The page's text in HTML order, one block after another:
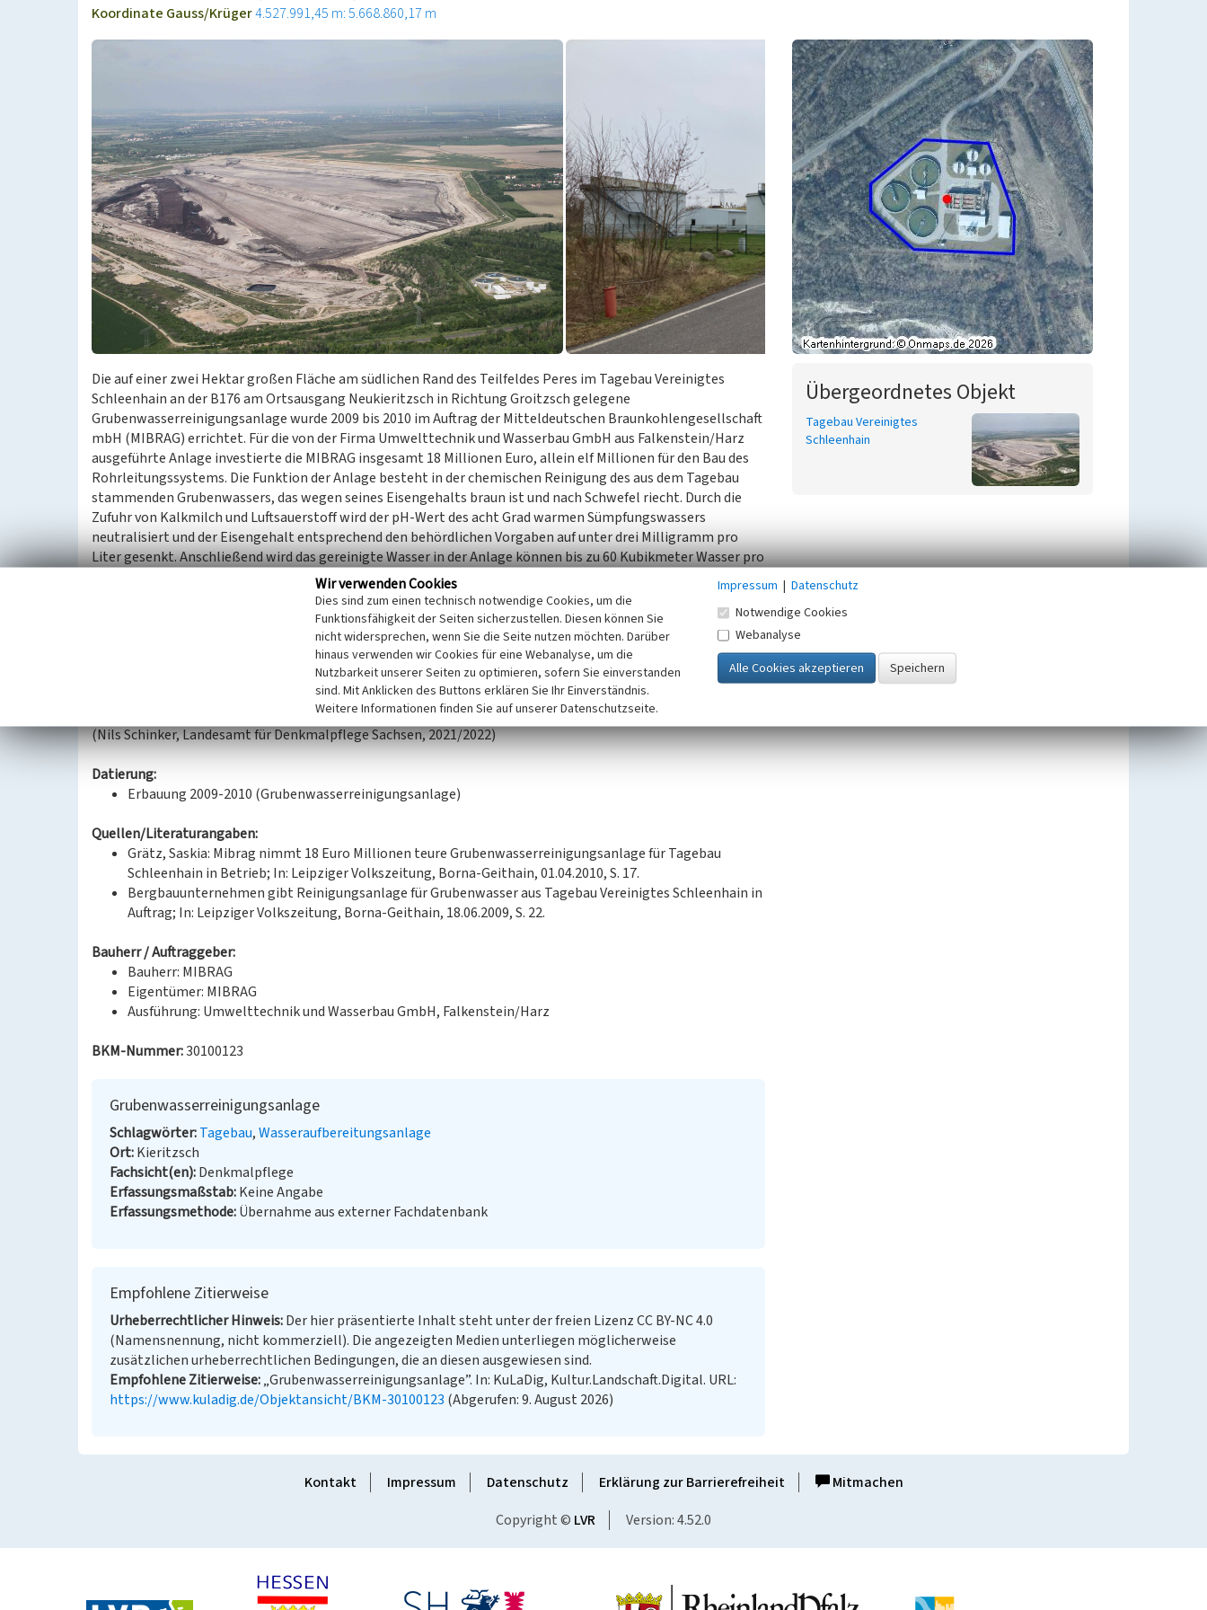
Koordinate Gauss/Krüger4.527.991,45 m: 5.668.860,17 m
Die auf einer zwei Hektar großen Fläche am südlichen Rand des Teilfeldes Peres im Tagebau Vereinigtes
Schleenhain an der B176 am Ortsausgang Neukieritzsch in Richtung Groitzsch gelegene
Grubenwasserreinigungsanlage wurde 2009 bis 2010 im Auftrag der Mitteldeutschen Braunkohlengesellschaft
mbH (MIBRAG) errichtet. Für die von der Firma Umwelttechnik und Wasserbau GmbH aus Falkenstein/Harz
ausgeführte Anlage investierte die MIBRAG insgesamt 18 Millionen Euro, allein elf Millionen für den Bau des
Rohrleitungssystems. Die Funktion der Anlage besteht in der chemischen Reinigung des aus dem Tagebau
stammenden Grubenwassers, das wegen seines Eisengehalts braun ist und nach Schwefel riecht. Durch die
Zufuhr von Kalkmilch und Luftsauerstoff wird der pH-Wert des acht Grad warmen Sümpfungswassers
neutralisiert und der Eisengehalt entsprechend den behördlichen Vorgaben auf unter drei Milligramm pro
Liter gesenkt. Anschließend wird das gereinigte Wasser in der Anlage können bis zu 60 Kubikmeter Wasser pro
Minute gereinigt werden über unterirdisch verlegte Rohre in die 1,2 Kilometer entfernte Pleiße eingeleitet.
Das Bauwerk besteht aus einer Bekalkungsanlage mit zwei Silos, einem Kontakt- und Belüftungsbecken,
sechs Rundbecken unterschiedlicher Größe mit einem Fassungsvermögen von bis zu 5000 Kubikmeter Wasser,
einem Maschinenhaus, einem Betriebsgebäude und Rohrleitungssystemen. Außerdem wurde der Leitstand für
die gesamte Tagebauentwässerung in die neue Anlage verlegt. Rund um die Uhr werden hier an Bildschirmen
etwa 250 Filterbrunnen und alle Pumpstationen der Tagebaue Schleenhain und Profen überwacht und je nach
(Nils Schinker, Landesamt für Denkmalpflege Sachsen, 2021/2022)
Datierung:
Erbauung 2009-2010 (Grubenwasserreinigungsanlage)
Quellen/Literaturangaben:
Grätz, Saskia: Mibrag nimmt 18 Euro Millionen teure Grubenwasserreinigungsanlage für Tagebau
Schleenhain in Betrieb; In: Leipziger Volkszeitung, Borna-Geithain, 01.04.2010, S. 17.
Bergbauunternehmen gibt Reinigungsanlage für Grubenwasser aus Tagebau Vereinigtes Schleenhain in
Auftrag; In: Leipziger Volkszeitung, Borna-Geithain, 18.06.2009, S. 22.
Bauherr / Auftraggeber:
Bauherr: MIBRAG
Eigentümer: MIBRAG
Ausführung: Umwelttechnik und Wasserbau GmbH, Falkenstein/Harz
BKM-Nummer:30100123
Grubenwasserreinigungsanlage
Schlagwörter Tagebau Wasseraufbereitungsanlage
Ort Kieritzsch
Fachsicht(en) Denkmalpflege
Erfassungsmaßstab Keine Angabe
Erfassungsmethode Übernahme aus externer Fachdatenbank
Empfohlene Zitierweise
Urheberrechtlicher Hinweis Der hier präsentierte Inhalt steht unter der freien Lizenz CC BY-NC 4.0
(Namensnennung, nicht kommerziell). Die angezeigten Medien unterliegen möglicherweise
zusätzlichen urheberrechtlichen Bedingungen, die an diesen ausgewiesen sind.
Empfohlene Zitierweise „Grubenwasserreinigungsanlage”. In: KuLaDig, Kultur.Landschaft.Digital. URL:
https://www.kuladig.de/Objektansicht/BKM-30100123 (Abgerufen: 9. August 2026)
Übergeordnetes Objekt
Tagebau Vereinigtes
Schleenhain
Kontakt Impressum Datenschutz Erklärung zur Barrierefreiheit
Mitmachen
Copyright © LVR Version: 4.52.0
Wir verwenden Cookies
Dies sind zum einen technisch notwendige Cookies, um die
Funktionsfähigkeit der Seiten sicherzustellen. Diesen können Sie
nicht widersprechen, wenn Sie die Seite nutzen möchten. Darüber
hinaus verwenden wir Cookies für eine Webanalyse, um die
Nutzbarkeit unserer Seiten zu optimieren, sofern Sie einverstanden
sind. Mit Anklicken des Buttons erklären Sie Ihr Einverständnis.
Weitere Informationen finden Sie auf unserer Datenschutzseite.
Impressum | Datenschutz
Notwendige Cookies
Webanalyse